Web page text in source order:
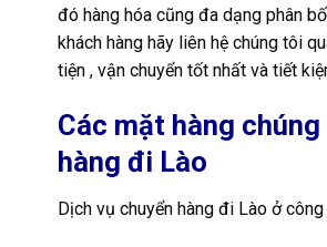
đó hàng hóa cũng đa dạng phân
khách hàng hãy liên hệ chúng tôi
tiện , vận chuyển tốt nhất và tiết
Các mặt hàng
hàng đi Lào
Dịch vụ chuyển hàng đi Lào ở